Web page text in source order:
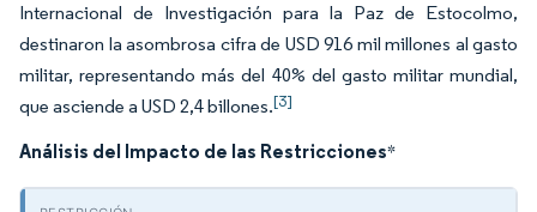
Internacional de Investigación para la Paz de Estocolmo,
destinaron la asombrosa cifra de USD 916 mil millones al gasto
militar, representando más del 40% del gasto militar mundial,
que asciende a USD 2,4 billones.[3]
Análisis del Impacto de las Restricciones*